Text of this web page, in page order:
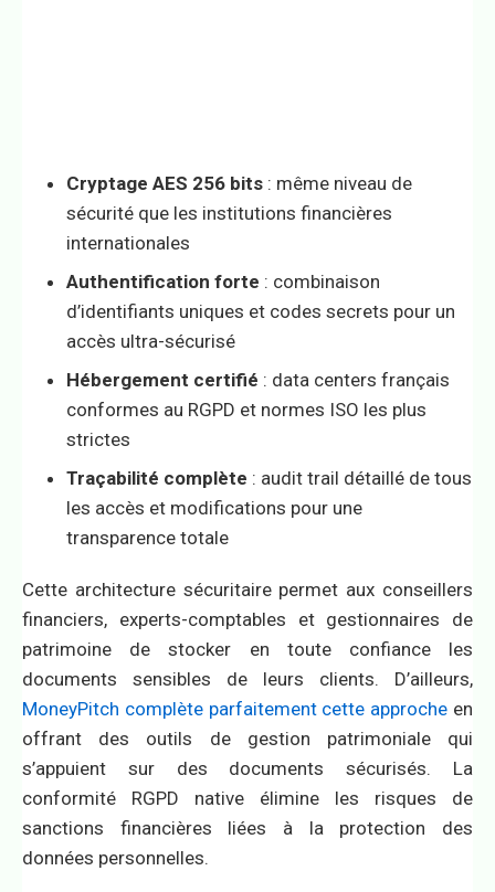
Cryptage AES 256 bits : même niveau de
sécurité que les institutions financières
internationales
Authentification forte : combinaison
d’identifiants uniques et codes secrets pour un
accès ultra-sécurisé
Hébergement certifié : data centers français
conformes au RGPD et normes ISO les plus
strictes
Traçabilité complète : audit trail détaillé de tous
les accès et modifications pour une
transparence totale
Cette architecture sécuritaire permet aux conseillers
financiers, experts-comptables et gestionnaires de
patrimoine de stocker en toute confiance les
documents sensibles de leurs clients. D’ailleurs,
MoneyPitch complète parfaitement cette approche en
offrant des outils de gestion patrimoniale qui
s’appuient sur des documents sécurisés. La
conformité RGPD native élimine les risques de
sanctions financières liées à la protection des
données personnelles.